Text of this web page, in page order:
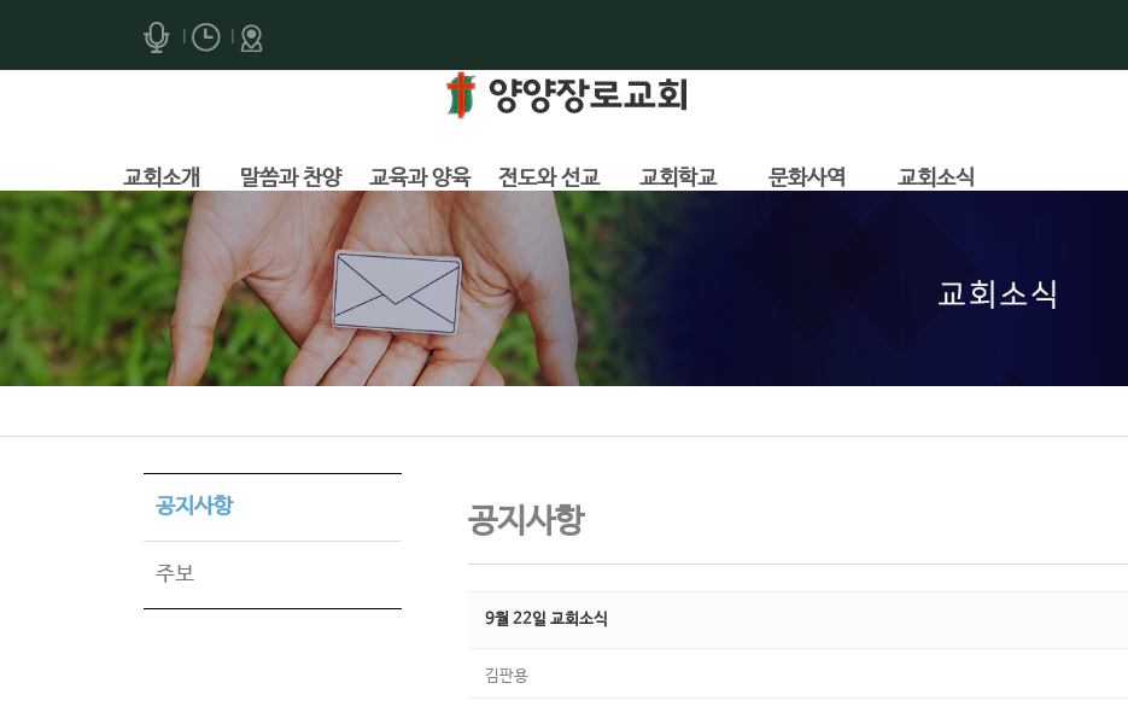
교회소개 말씀과 찬양 교육과 양육 전도와 선교 교회학교 문화사역 교회소식
공지사항
주보
공지사항
9월 22일 교회소식
김판용